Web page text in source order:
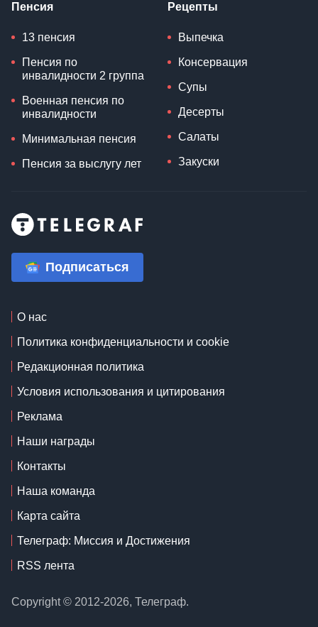
Пенсия
13 пенсия
Пенсия по
инвалидности 2 группа
Военная пенсия по
инвалидности
Минимальная пенсия
Пенсия за выслугу лет
Рецепты
Выпечка
Консервация
Супы
Десерты
Салаты
Закуски
Подписаться
О нас
Политика конфиденциальности и cookie
Редакционная политика
Условия использования и цитирования
Реклама
Наши награды
Контакты
Наша команда
Карта сайта
Телеграф: Миссия и Достижения
RSS лента
Copyright © 2012-2026, Телеграф.